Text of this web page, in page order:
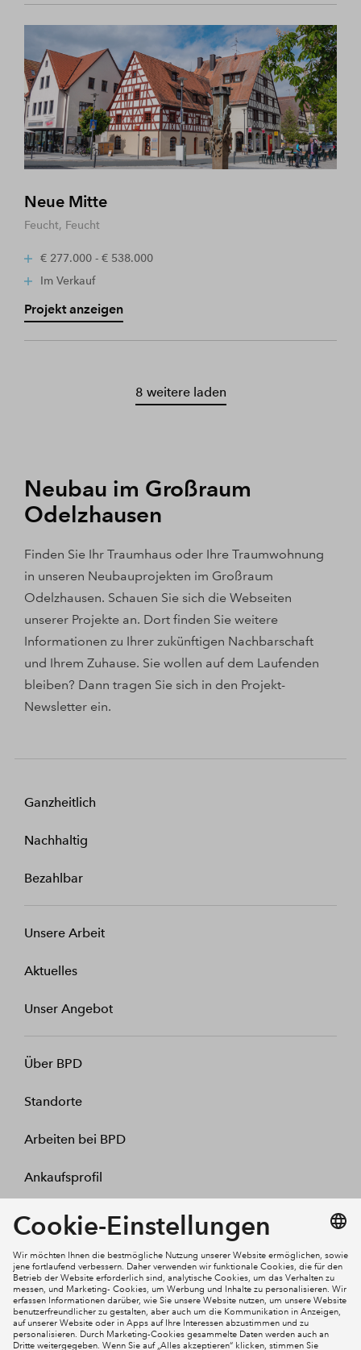
Neue Mitte
Feucht, Feucht
€ 277.000 - € 538.000
Im Verkauf
Projekt anzeigen
8 weitere laden
Neubau im Großraum
Odelzhausen
Finden Sie Ihr Traumhaus oder Ihre Traumwohnung
in unseren Neubauprojekten im Großraum
Odelzhausen. Schauen Sie sich die Webseiten
unserer Projekte an. Dort finden Sie weitere
Informationen zu Ihrer zukünftigen Nachbarschaft
und Ihrem Zuhause. Sie wollen auf dem Laufenden
bleiben? Dann tragen Sie sich in den Projekt-
Newsletter ein.
Ganzheitlich
Nachhaltig
Bezahlbar
Unsere Arbeit
Aktuelles
Unser Angebot
Über BPD
Standorte
Arbeiten bei BPD
Ankaufsprofil
Kontakt
Mein Konto